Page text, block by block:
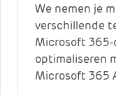
We nemen je
verschillende
Microsoft
optimaliseren
Microsoft 365